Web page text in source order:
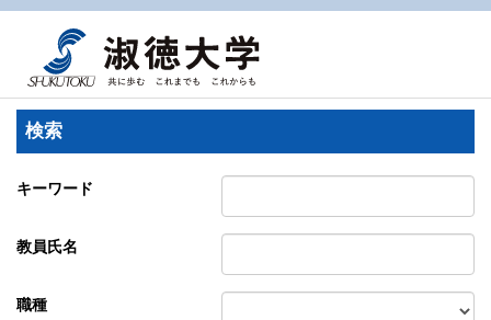
検索
キーワード
教員氏名
職種